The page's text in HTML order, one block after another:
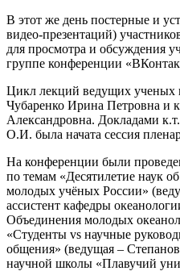
В этот же день постерные и
видео-презентаций)
для просмотра и обсуждения
группе конференции
Цикл лекций ведущих ученых
Чубаренко Ирина Петровна и
Александровна. Докладами
О.И. была начата сессия
На конференции были
по темам «Десятилетие наук
молодых учёных России»
ассистент кафедры
Объединения молодых
«Студенты vs научные
общения» (ведущая –
научной школы «Плавучий